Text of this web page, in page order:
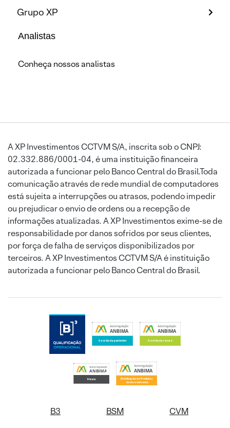
Grupo XP
Analistas
Conheça nossos analistas
A XP Investimentos CCTVM S/A, inscrita sob o CNPJ:
02.332.886/0001-04, é uma instituição financeira
autorizada a funcionar pelo Banco Central do Brasil.Toda
comunicação através de rede mundial de computadores
está sujeita a interrupções ou atrasos, podendo impedir
ou prejudicar o envio de ordens ou a recepção de
informações atualizadas. A XP Investimentos exime-se de
responsabilidade por danos sofridos por seus clientes,
por força de falha de serviços disponibilizados por
terceiros. A XP Investimentos CCTVM S/A é instituição
autorizada a funcionar pelo Banco Central do Brasil.
B3 BSM
CVM